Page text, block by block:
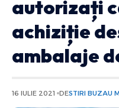
autorizați
achiziție
ambalaje
16 IULIE 2021 DESTIRI BUZAU